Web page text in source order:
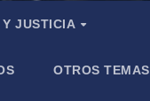
Y JUSTICIA
OTROS TEMAS